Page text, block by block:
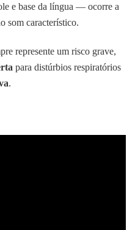
e base da língua — ocorre a
som característico.
represente um risco grave,
para distúrbios respiratórios
.